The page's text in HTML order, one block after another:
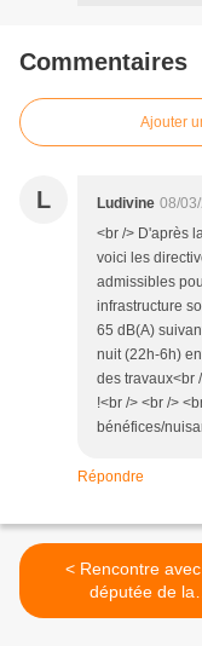
Commentaires
Ajouter
L Ludivine 08/
<br /> D'après
voici les
admissibles
infrastructure
65 dB(A)
nuit (22h-6h)
des travaux<br
!<br /> <br />
bénéfices/
Répondre
< Rencontre avec la
députée de la
circonscription